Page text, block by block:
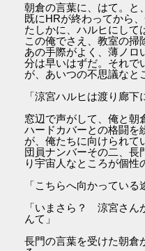
朝倉の言葉に、はて。と
既にHRが終わってから
たしかに、ハルヒにして
この俺でさえ、教室の掃
あの手際がよく、薄ノロ
分は早いはずだ。それで
が、あいつの不思議なと
「涼宮ハルヒは渡り廊下
窓辺で声がして、俺と朝
ハードカバーとの格闘を
が、俺たちに向けられて
団員ナンバーその二、長
り宇宙人なところが個性
「こちらへ向かっている
「いまさら？ 涼宮さん
んて」
長門の言葉を受けた朝倉